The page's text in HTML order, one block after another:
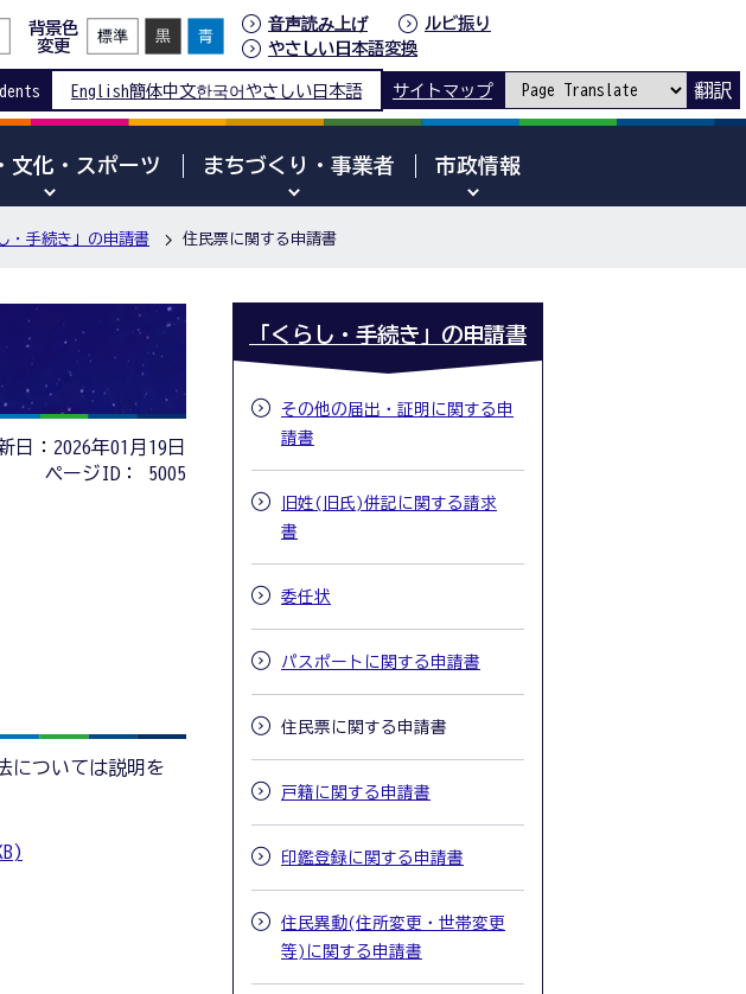
背景色
変更
音声読み上げ
ルビ振り
やさしい日本語変換
English簡体中文한국어 やさしい日本語 サイトマップ 翻訳
文化・スポーツ まちづくり・事業者 市政情報
・手続き」の申請書 住民票に関する申請書
日：2026年01月19日
ページID：
5005
については説明を
「くらし・手続き」の申請書
その他の届出・証明に関する申
請書
旧姓(旧氏)併記に関する請求
書
委任状
パスポートに関する申請書
住民票に関する申請書
戸籍に関する申請書
印鑑登録に関する申請書
住民異動(住所変更・世帯変更
等)に関する申請書